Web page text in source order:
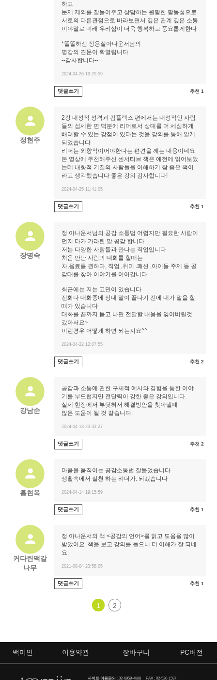
하고
문제 제의를 잘들어주고 상담하는 원활한 활동성으로
서로의 다른관점으로 바라보면서 깊은 관계 깊은 소통
이야말로 미래 우리삶이 더욱 행복하고 풍요롭게한다
*똘똘하신 정용실아나운서님의
명강의 견문이 확열립니다
--감사합니다--
2024-04-26 19:25:59
댓글쓰기 추천 1
정현주
2강 내성적 성격과 컴플렉스 편에서는 내성적인 사람
들의 섬세한 면 덕분에 리더로서 상대를 더 세심하게
배려할 수 있는 강점이 있다는 것을 강의를 통해 알게
되었습니다
리더는 외향적이어야한다는 편견을 깨는 내용이네요
본 영상에 추천해주신 센서티브 책은 예전에 읽어보았
는데 내향적 기질의 사람들을 이해하기 참 좋은 책이
라고 생각했습니다 좋은 강의 감사합니다!
2024-04-25 11:41:05
댓글쓰기 추천 1
장명숙
정 아나운서님의 공감 소통법 어렵지만 필요한 사람이
먼저 다가 가라란 말 공감 합니다
저는 다양한 사람들과 만나는 직업입니다
처음 만난 사람과 대화를 할때는
차,음료를 권하다, 직업 ,취미 .패션 ,아이들 주제 등 공
감대를 찾아 이야기를 이어갑니다.
최근에는 저는 고민이 있습니다
전화나 대화중에 상대 말이 끝나기 전에 내가 말을 할
때가 있습니다
대화를 끝까지 듣고 나면 전달할 내용을 잊어버릴것
갔아서요~
이런경우 어떻게 하면 되는지요^^
2024-04-22 12:07:55
댓글쓰기 추천 2
강남순
공감과 소통에 관한 구체적 예시와 경험을 통한 이야
기를 부드럽지만 전달력이 강한 좋은 강의입니다.
실제 현장에서 부딪혀서 해결방안을 찾아낼때
많은 도움이 될 것 같습니다.
2024-04-18 23:33:27
댓글쓰기 추천 2
홍현옥
마음을 움직이는 공감소통법 잘들었습니다
생활속에서 실천 하는 리더가. 되겠습니다
2024-04-14 19:15:59
댓글쓰기 추천 1
커다란떡갈
나무
정 아나운서의 책 <공감의 언어>를 읽고 도움을 많이
받았어요. 책을 보고 강의를 들으니 더 이해가 잘 되네
요.
2021-08-04 23:58:05
댓글쓰기 추천 1
1 2
백미인 이용약관 장바구니 PC버전
사이트 이용문의 :02-6959-4888 FAX : 02-520-1597